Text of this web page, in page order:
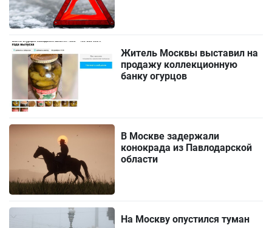
Житель Москвы выставил на
продажу коллекционную
банку огурцов
В Москве задержали
конокрада из Павлодарской
области
На Москву опустился туман